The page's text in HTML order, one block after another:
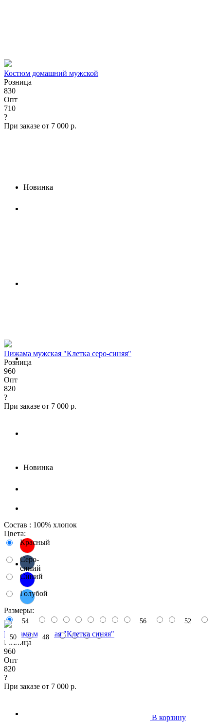
Костюм домашний мужской
Розница
830
Опт
710
?
При заказе от 7 000 р.
Состав : 100% хлопок
Цвета:
Красный
Серо-
синий
Синий
Голубой
Размеры:
54 56 52
50 48
В корзину
Новинка
Пижама мужская "Клетка серо-синяя"
Розница
960
Опт
820
?
При заказе от 7 000 р.
Новинка
Пижама мужская "Клетка синяя"
Розница
960
Опт
820
?
При заказе от 7 000 р.